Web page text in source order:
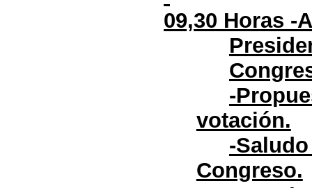
09,30 Horas -
-
votación.
-
Congreso.